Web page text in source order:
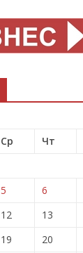
Ср Чт
5 6
12 13
19 20